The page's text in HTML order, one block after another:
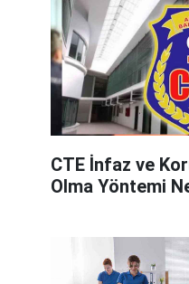
CTE İnfaz ve
Olma Yöntemi